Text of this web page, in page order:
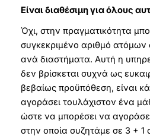
Είναι διαθέσιμη για όλους
Όχι, στην πραγματικότητα
συγκεκριμένο αριθμό ατόμων
ανά διαστήματα. Αυτή η
δεν βρίσκεται συχνά ως
βεβαίως προϋπόθεση, είναι
αγοράσει τουλάχιστον ένα
ώστε να μπορέσει να
στην οποία συζητάμε σε 3 + 1